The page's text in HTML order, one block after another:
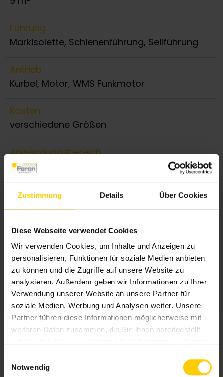
Zustimmung Details Über Cookies
Diese Webseite verwendet Cookies
Wir verwenden Cookies, um Inhalte und Anzeigen zu
personalisieren, Funktionen für soziale Medien anbieten
zu können und die Zugriffe auf unsere Website zu
analysieren. Außerdem geben wir Informationen zu Ihrer
Verwendung unserer Website an unsere Partner für
soziale Medien, Werbung und Analysen weiter. Unsere
Partner führen diese Informationen möglicherweise mit
weiteren Daten zusammen, die Sie ihnen bereitgestellt
Notwendig
Führung
Markisolette, Schienenführung, Seilführung
Antrieb
Kurbel, Motor, WMS Funkmotor
Kasten
verschiedene Größen
Anwendungsbereich
Neubau, Renovierung
Markisentuch
WAREMA SecuTex-Gewebe A2, Acryl All
Twilight Pearl
Montage
Deckenmontage, Wandmontage
Details und Varianten